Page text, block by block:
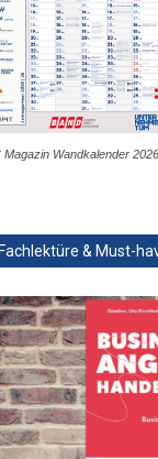
Magazin Wandkalender 2026
& Must-